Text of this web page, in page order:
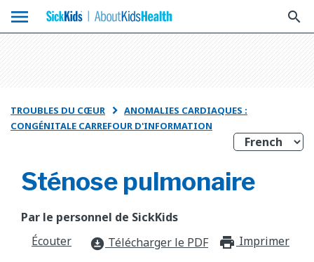
menu search
TROUBLES DU CŒUR  ANOMALIES CARDIAQUES :
CONGÉNITALE CARREFOUR D'INFORMATION
Sténose pulmonaire
Par le personnel de SickKids
Écouter
download_for_offline Télécharger le PDF Imprimer